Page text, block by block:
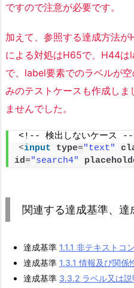
ですので注意が必要です。
加えて、参照する達成方法
による対処はH65で、H44は
で、label要素でのラベルが
みのテストケースも作成し
ませんでした。
<!-- 検出しないケース
<input type="text"
id="search4"
関連する達成基準、達
達成基準 1.1.1 非テキストコ
達成基準 1.3.1 情報及び関係
達成基準 3.3.2 ラベル又は説